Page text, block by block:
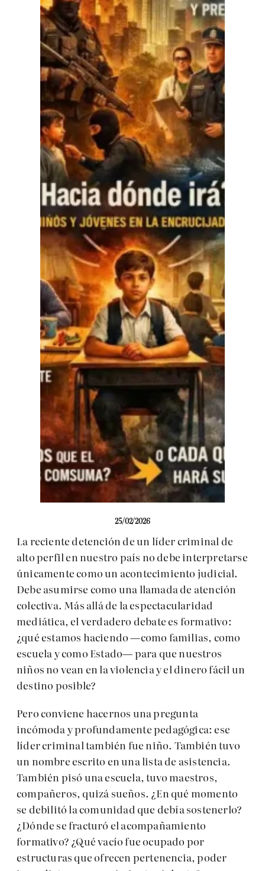
25/02/2026
La reciente detención de un líder criminal de
alto perfil en nuestro país no debe interpretarse
únicamente como un acontecimiento judicial.
Debe asumirse como una llamada de atención
colectiva. Más allá de la espectacularidad
mediática, el verdadero debate es formativo:
¿qué estamos haciendo —como familias, como
escuela y como Estado— para que nuestros
niños no vean en la violencia y el dinero fácil un
destino posible?
Pero conviene hacernos una pregunta
incómoda y profundamente pedagógica: ese
líder criminal también fue niño. También tuvo
un nombre escrito en una lista de asistencia.
También pisó una escuela, tuvo maestros,
compañeros, quizá sueños. ¿En qué momento
se debilitó la comunidad que debía sostenerlo?
¿Dónde se fracturó el acompañamiento
formativo? ¿Qué vacío fue ocupado por
estructuras que ofrecen pertenencia, poder